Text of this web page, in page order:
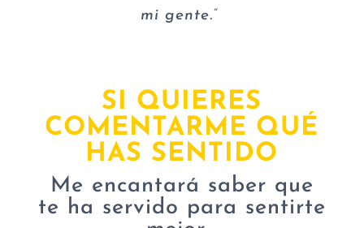
mi gente.”
SI QUIERES
COMENTARME QUÉ
HAS SENTIDO
Me encantará saber que
te ha servido para sentirte